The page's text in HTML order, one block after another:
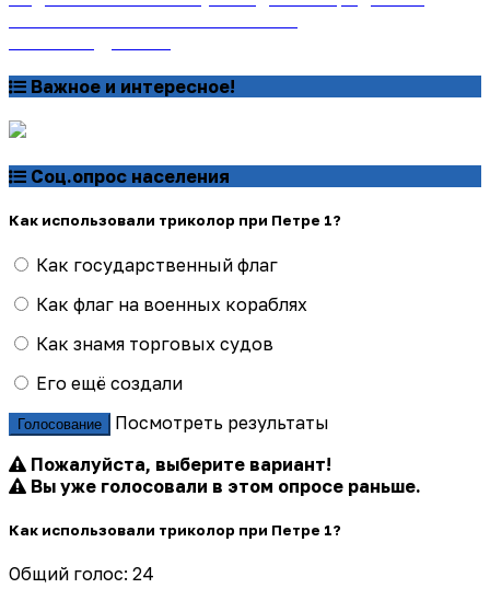
Важное и интересное!
Соц.опрос населения
Как использовали триколор при Петре 1?
Как государственный флаг
Как флаг на военных кораблях
Как знамя торговых судов
Его ещё создали
Голосование
Посмотреть результаты
Пожалуйста, выберите вариант!
Вы уже голосовали в этом опросе раньше.
Как использовали триколор при Петре 1?
Общий голос: 24